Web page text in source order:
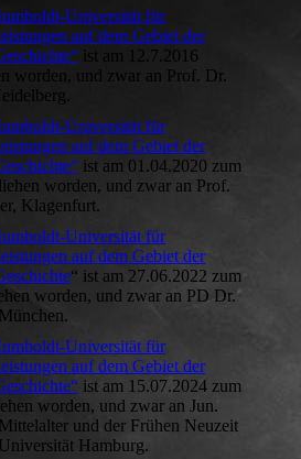
Universität für
auf dem Gebiet der
ist am 12.7.2016
worden, und zwar an Prof. Dr.
Universität für
auf dem Gebiet der
ist am 01.04.2020 zum
worden, und zwar an Prof.
Klagenfurt.
Universität für
auf dem Gebiet der
“ ist am 27.06.2022 zum
worden, und zwar an PD Dr.
Universität für
auf dem Gebiet der
ist am 15.07.2024 zum
worden, und zwar an Jun.
und der Frühen Neuzeit
Hamburg.